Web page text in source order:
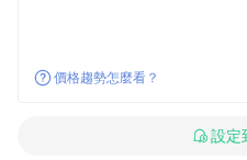
價格趨勢怎麼看？
設定